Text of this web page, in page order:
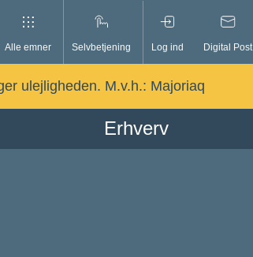
Alle emner Selvbetjening Log ind Digital Post
ulejligheden. M.v.h.: Majoriaq
Erhverv